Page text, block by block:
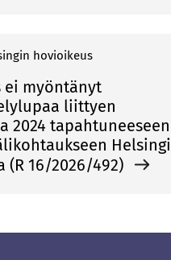
hovioikeus
ei myöntänyt
liittyen
2024 tapahtuneeseen
(R 16/2026/492)